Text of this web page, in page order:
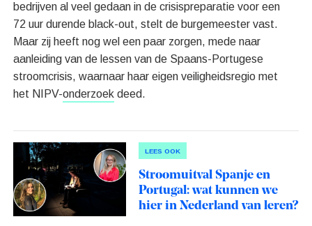
bedrijven al veel gedaan in de crisispreparatie voor een
72 uur durende black-out, stelt de burgemeester vast.
Maar zij heeft nog wel een paar zorgen, mede naar
aanleiding van de lessen van de Spaans-Portugese
stroomcrisis, waarnaar haar eigen veiligheidsregio met
het NIPV-onderzoek deed.
LEES OOK
Stroomuitval Spanje en
Portugal: wat kunnen we
hier in Nederland van leren?